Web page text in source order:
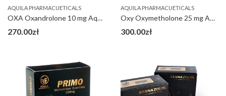
AQUILA PHARMACUETICALS
OXA Oxandrolone 10 mg Aquila
270.00zł
AQUILA PHARMACUETICALS
Oxy Oxymetholone 25 mg Aquila
300.00zł